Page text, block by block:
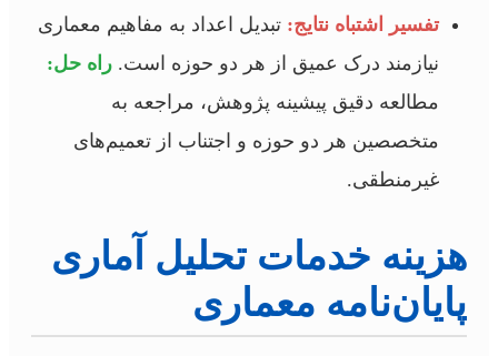
تفسیر اشتباه نتایج: تبدیل اعداد به مفاهیم معماری
نیازمند درک عمیق از هر دو حوزه است. راه حل:
مطالعه دقیق پیشینه پژوهش، مراجعه به
متخصصین هر دو حوزه و اجتناب از تعمیم‌های
غیرمنطقی.
هزینه خدمات تحلیل آماری
پایان‌نامه معماری